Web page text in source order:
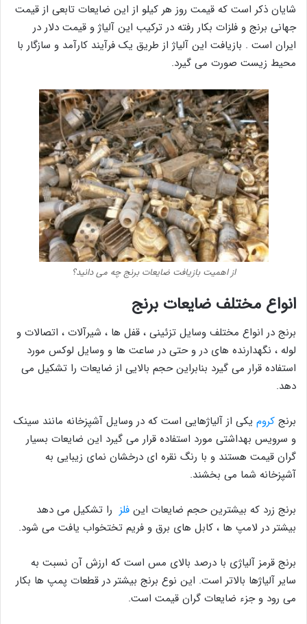
شایان ذکر است که قیمت روز هر کیلو از این ضایعات تابعی از قیمت
جهانی برنج و فلزات بکار رفته در ترکیب این آلیاژ و قیمت دلار در
ایران است . بازیافت این آلیاژ از طریق یک فرآیند کارآمد و سازگار با
محیط زیست صورت می گیرد.
از اهمیت بازیافت ضایعات برنج چه می دانید؟
انواع مختلف ضایعات برنج
برنج در انواع مختلف وسایل تزئینی ، قفل ها ، شیرآلات ، اتصالات و
لوله ، نگهدارنده های در و حتی در ساعت ها و وسایل لوکس مورد
استفاده قرار می گیرد بنابراین حجم بالایی از ضایعات را تشکیل می
دهد.
برنج کروم یکی از آلیاژهایی است که در وسایل آشپزخانه مانند سینک
و سرویس بهداشتی مورد استفاده قرار می گیرد این ضایعات بسیار
گران قیمت هستند و با رنگ نقره ای درخشان نمای زیبایی به
آشپزخانه شما می بخشند.
برنج زرد که بیشترین حجم ضایعات این فلز را تشکیل می دهد
بیشتر در لامپ ها ، کابل های برق و فریم تختخواب یافت می شود.
برنج قرمز آلیاژی با درصد بالای مس است که ارزش آن نسبت به
سایر آلیاژها بالاتر است. این نوع برنج بیشتر در قطعات پمپ ها بکار
می رود و جزء ضایعات گران قیمت است.